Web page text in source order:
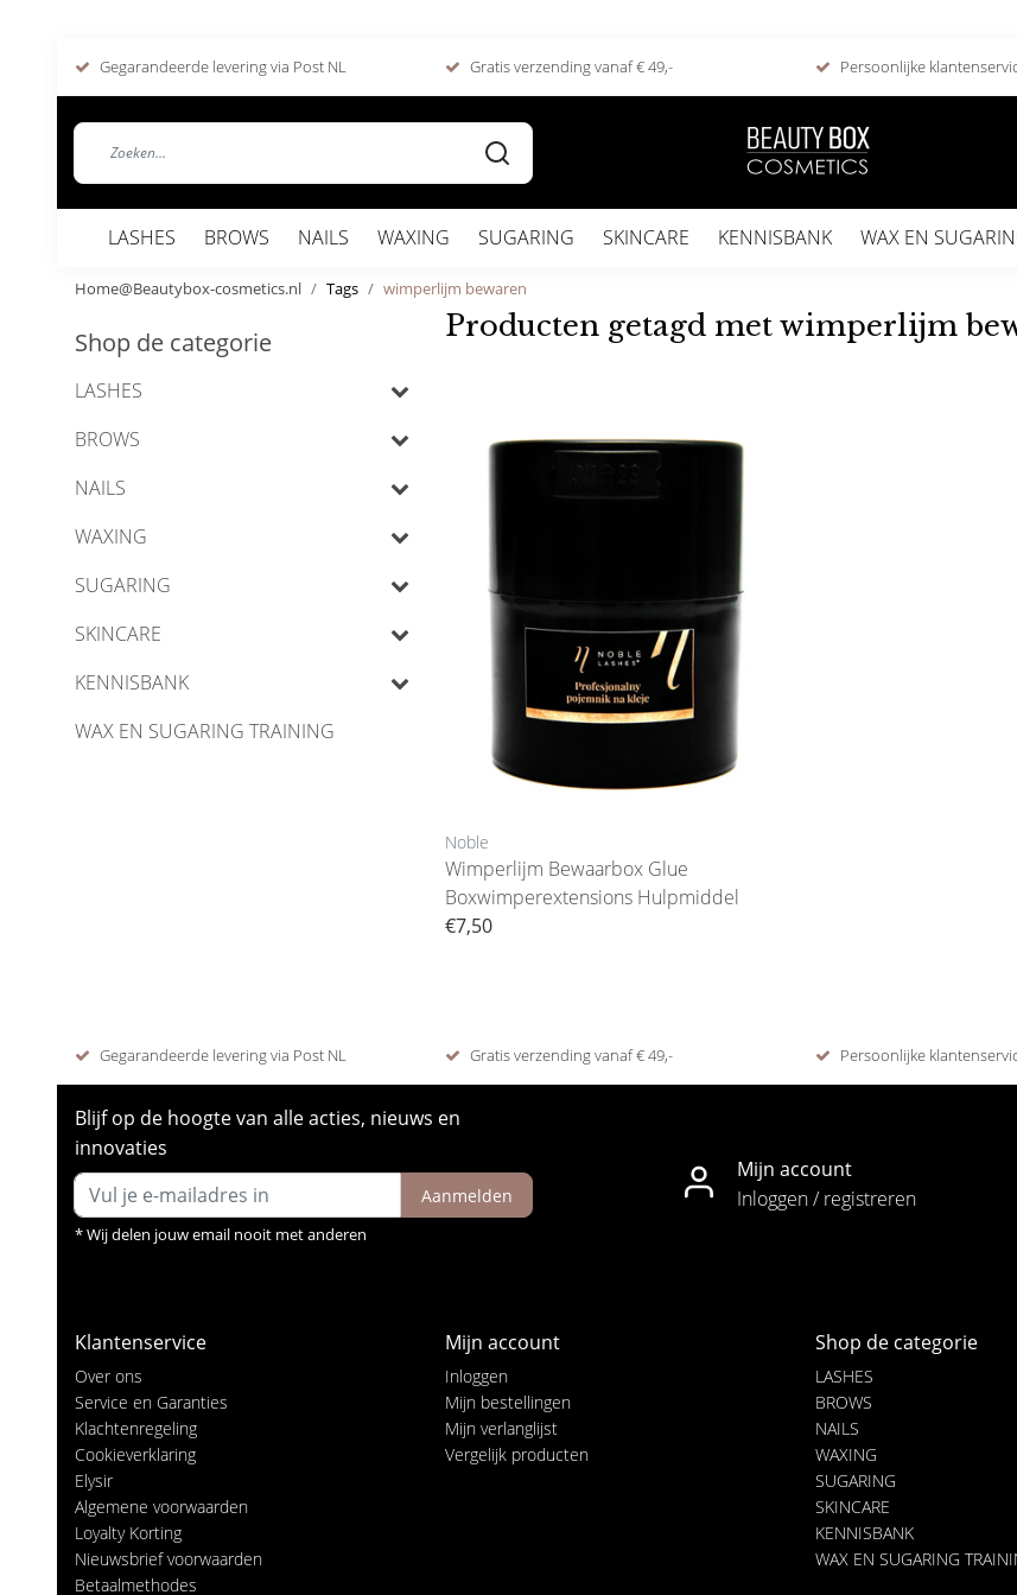
Gegarandeerde levering via Post NL Gratis verzending vanaf € 49,- Persoonlijke
LASHES BROWS NAILS WAXING SUGARING SKINCARE KENNISBANK WAX EN
Home@Beautybox-cosmetics.nl Tags wimperlijm bewaren
Shop de categorie
LASHES
BROWS
NAILS
WAXING
SUGARING
SKINCARE
KENNISBANK
WAX EN SUGARING TRAINING
Producten getagd met wimperlijm
Noble
Wimperlijm Bewaarbox Glue
Boxwimperextensions Hulpmiddel
€7,50
Gegarandeerde levering via Post NL Gratis verzending vanaf € 49,- Persoonlijke
Blijf op de hoogte van alle acties, nieuws en
innovaties
Aanmelden
* Wij delen jouw email nooit met anderen
Mijn account
Inloggen / registreren
Klantenservice
Over ons
Service en Garanties
Klachtenregeling
Cookieverklaring
Elysir
Algemene voorwaarden
Loyalty Korting
Nieuwsbrief voorwaarden
Betaalmethodes
Mijn account
Inloggen
Mijn bestellingen
Mijn verlanglijst
Vergelijk producten
Shop de categorie
LASHES
BROWS
NAILS
WAXING
SUGARING
SKINCARE
KENNISBANK
WAX EN SUGARING